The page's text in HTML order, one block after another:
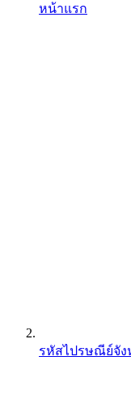
หน้าแรก
รหัสไปรษณีย์จัง